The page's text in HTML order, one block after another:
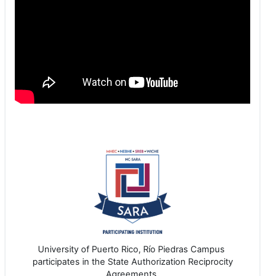
University of Puerto Rico, Río Piedras Campus
participates in the State Authorization Reciprocity